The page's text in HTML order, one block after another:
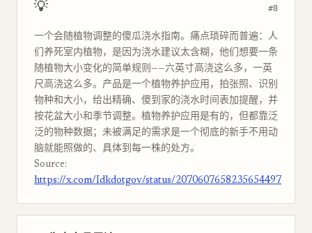
💡 #8
一个会随植物调整的傻瓜浇水指南。痛点琐碎而普遍：人
们养死室内植物，是因为浇水建议太含糊，他们想要一条
随植物大小变化的简单规则——六英寸高浇这么多，一英
尺高浇这么多。产品是一个植物养护应用，拍张照、识别
物种和大小，给出精确、傻到家的浇水时间表加提醒，并
按花盆大小和季节调整。植物养护应用是有的，但都靠泛
泛的物种数据；未被满足的需求是一个彻底的新手不用动
脑就能照做的、具体到每一株的处方。
Source:
https://x.com/Idkdotgov/status/2070607658235654497